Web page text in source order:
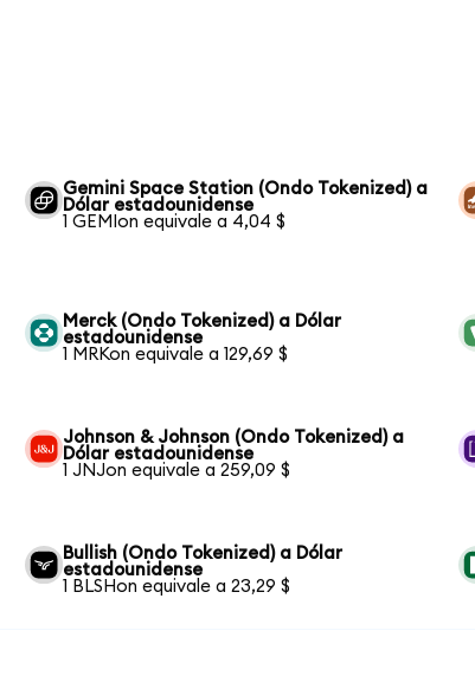
Gemini Space Station (Ondo Tokenized) a
Dólar estadounidense
1 GEMIon equivale a 4,04 $
Merck (Ondo Tokenized) a Dólar
estadounidense
1 MRKon equivale a 129,69 $
Johnson & Johnson (Ondo Tokenized) a
Dólar estadounidense
1 JNJon equivale a 259,09 $
Bullish (Ondo Tokenized) a Dólar
estadounidense
1 BLSHon equivale a 23,29 $